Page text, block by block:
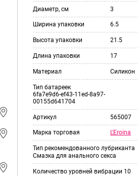
Диаметр, см 3
Ширина упаковки 6.5
Высота упаковки 21.5
Длина упаковки 17
Материал Силикон
Тип батареек
6fa7e9d6-ef43-11ed-8a97-
00155d641704
Артикул 565007
Марка торговая L'Eroina
Тип рекомендованного лубриканта
Смазка для анального секса
Количество уровней вибрации 10